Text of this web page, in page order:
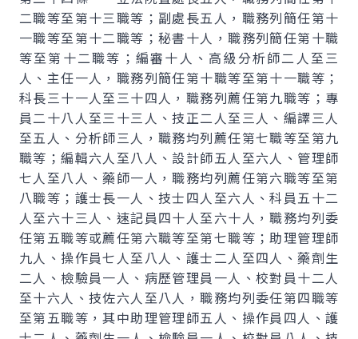
二職等至第十三職等；副處長五人，職務列簡任第十
一職等至第十二職等；秘書十人，職務列簡任第十職
等至第十二職等；編審十人、高級分析師二人至三
人、主任一人，職務列簡任第十職等至第十一職等；
科長三十一人至三十四人，職務列薦任第九職等；專
員二十八人至三十三人、技正二人至三人、編譯三人
至五人、分析師三人，職務均列薦任第七職等至第九
職等；編輯六人至八人、設計師五人至六人、管理師
七人至八人、藥師一人，職務均列薦任第六職等至第
八職等；護士長一人、技士四人至六人、科員五十二
人至六十三人、速記員四十人至六十人，職務均列委
任第五職等或薦任第六職等至第七職等；助理管理師
九人、操作員七人至八人、護士二人至四人、藥劑生
二人、檢驗員一人、病歷管理員一人、校對員十二人
至十六人、技佐六人至八人，職務均列委任第四職等
至第五職等，其中助理管理師五人、操作員四人、護